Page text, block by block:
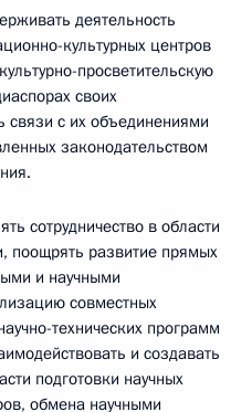
деятельность
культурных центров
просветительскую
своих
связи с их объединениями
законодательством
сотрудничество в области
поощрять развитие прямых
и научными
совместных
технических программ
и создавать
подготовки научных
обмена научными